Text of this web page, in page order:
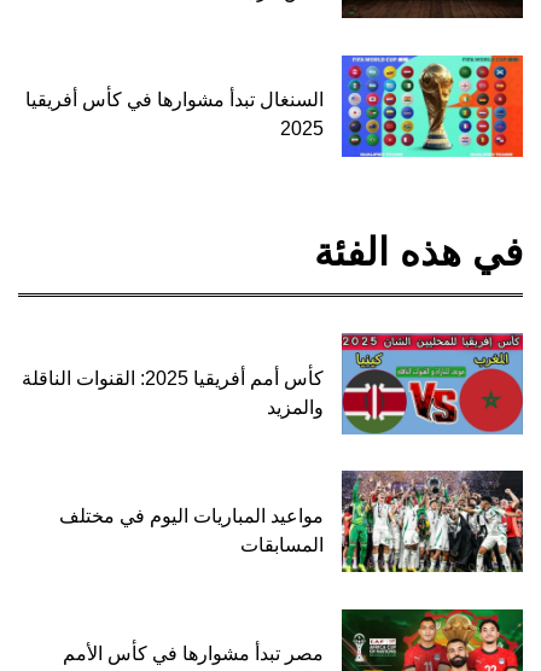
السنغال تبدأ مشوارها في كأس أفريقيا
2025
في هذه الفئة
كأس أمم أفريقيا 2025: القنوات الناقلة
والمزيد
مواعيد المباريات اليوم في مختلف
المسابقات
مصر تبدأ مشوارها في كأس الأمم